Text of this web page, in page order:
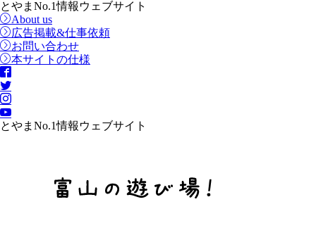
とやまNo.1情報ウェブサイト
About us
広告掲載&仕事依頼
お問い合わせ
本サイトの仕様
とやまNo.1情報ウェブサイト